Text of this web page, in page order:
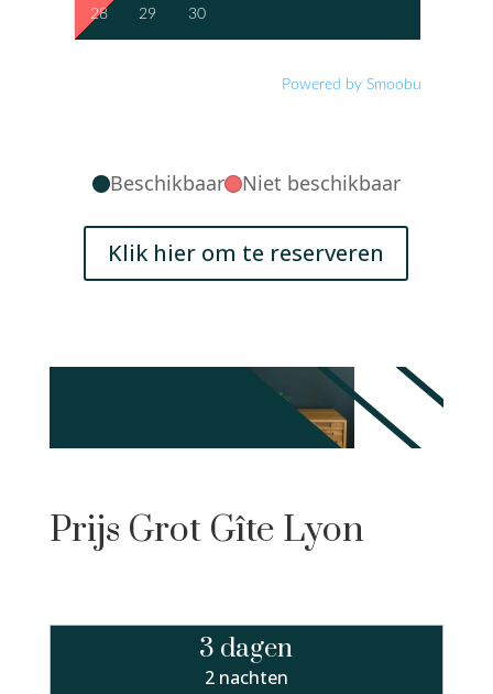
28 29 30
Powered by Smoobu
Beschikbaar Niet beschikbaar
Klik hier om te reserveren
Prijs Grot Gîte Lyon
3 dagen
2 nachten